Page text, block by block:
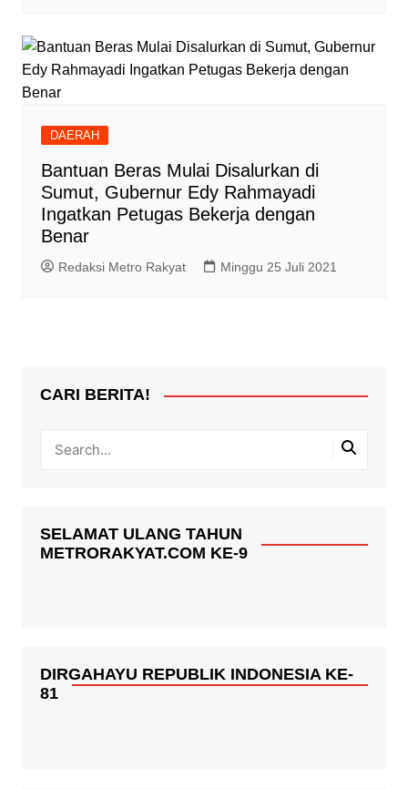
DAERAH
Bantuan Beras Mulai Disalurkan di
Sumut, Gubernur Edy Rahmayadi
Ingatkan Petugas Bekerja dengan
Benar
Redaksi Metro Rakyat Minggu 25 Juli 2021
CARI BERITA!
SELAMAT ULANG TAHUN
METRORAKYAT.COM KE-9
DIRGAHAYU REPUBLIK INDONESIA KE-
81